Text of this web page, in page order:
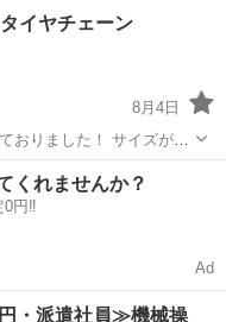
タイヤ
イヤチェーン
8月4日
た！ サイズが合
う方、必要とする方ご検討よろしくお願い致します。 定価2,980円
タイヤチェーン
くれませんか？
0円‼️
Ad
・派遣社員≫機械操